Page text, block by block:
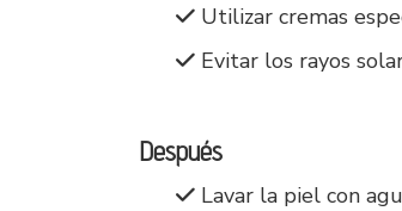
Utilizar cremas
Evitar los rayos
Después
Lavar la piel con